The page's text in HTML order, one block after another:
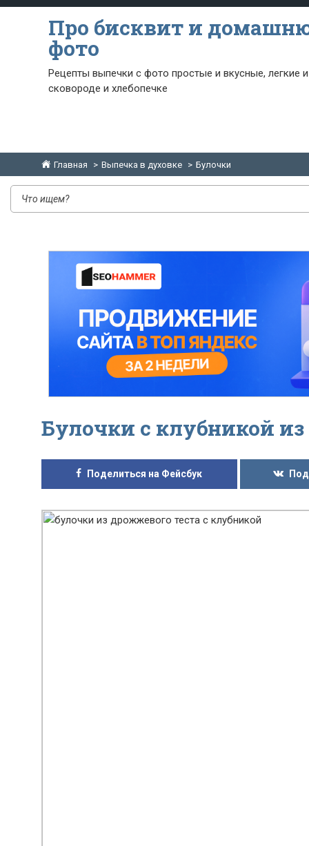
Про бисквит и
фото
Рецепты выпечки с фото простые и вкусные, легкие
сковороде и хлебопечке
Главная Выпечка в духовке Булочки
Булочки с клубникой
Поделиться на Фейсбук